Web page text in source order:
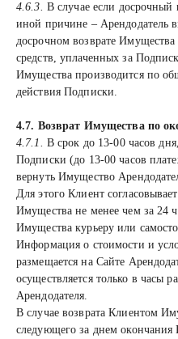
4.6.3. В случае если досрочный
иной причине – Арендодатель
досрочном возврате
средств, уплаченных за
Имущества производится по
действия Подписки.
4.7. Возврат Имущества по
4.7.1. В срок до 13-00 часов
Подписки (до 13-00 часов
вернуть Имущество
Для этого Клиент
Имущества не менее чем за 24
Имущества курьеру или
Информация о стоимости и
размещается на Сайте
осуществляется только в часы
Арендодателя.
В случае возврата Клиентом
следующего за днем окончания